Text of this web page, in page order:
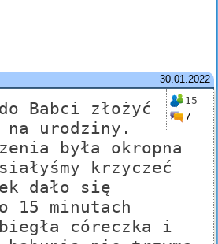
30.01.2022
15
7
Babci złożyć
urodziny.
była okropna
krzyczeć
dało się
15 minutach
córeczka i